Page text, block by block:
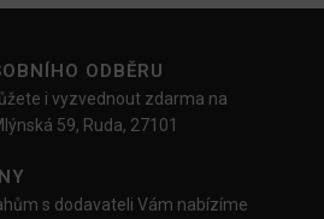
ODBĚRU
i vyzvednout zdarma na
59, Ruda, 27101
s dodavateli Vám nabízíme